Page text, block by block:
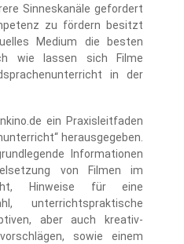
Sinneskanäle gefordert
zu fördern besitzt
Medium die besten
wie lassen sich Filme
in der
ein Praxisleitfaden
herausgegeben.
Informationen
von Filmen im
Hinweise für eine
unterrichtspraktische
aber auch kreativ-
sowie einem